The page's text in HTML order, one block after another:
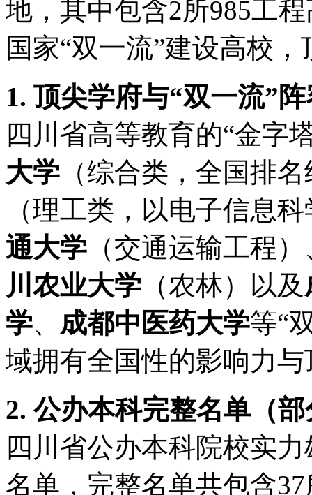
地，其中包含2所985工
国家“双一流”建设高校
1. 顶尖学府与“双一流”
四川省高等教育的“金字
大学 （综合类，全国排
（理工类，以电子信息
通大学 （交通运输工程）
川农业大学 （农林）以及
学、 成都中医药大学等“
域拥有全国性的影响力
2. 公办本科完整名单（
四川省公办本科院校实
名单，完整名单共包含